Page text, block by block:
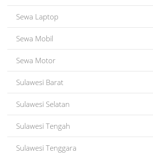
Sewa Laptop
Sewa Mobil
Sewa Motor
Sulawesi Barat
Sulawesi Selatan
Sulawesi Tengah
Sulawesi Tenggara